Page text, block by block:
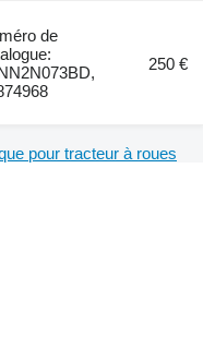
de
250 €
pour tracteur à roues